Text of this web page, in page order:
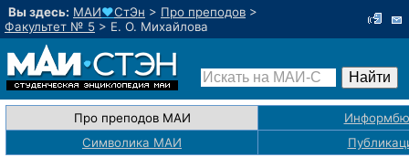
Вы здесь: МАИ♥СтЭн > Про преподов >
Факультет № 5 > Е. О. Михайлова
Про преподов МАИ
Символика МАИ